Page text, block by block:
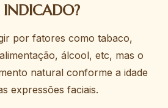
por fatores como tabaco,
álcool, etc, mas o
natural conforme a idade
expressões faciais.